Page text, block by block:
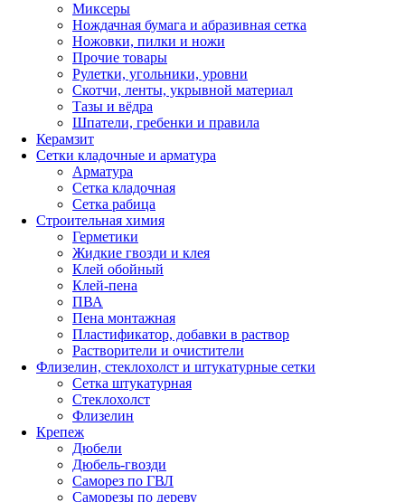
Миксеры
Нождачная бумага и абразивная сетка
Ножовки, пилки и ножи
Прочие товары
Рулетки, угольники, уровни
Скотчи, ленты, укрывной материал
Тазы и вёдра
Шпатели, гребенки и правила
Керамзит
Сетки кладочные и арматура
Арматура
Сетка кладочная
Сетка рабица
Строительная химия
Герметики
Жидкие гвозди и клея
Клей обойный
Клей-пена
ПВА
Пена монтажная
Пластификатор, добавки в раствор
Растворители и очистители
Флизелин, стеклохолст и штукатурные сетки
Сетка штукатурная
Стеклохолст
Флизелин
Крепеж
Дюбели
Дюбель-гвозди
Саморез по ГВЛ
Саморезы по дереву